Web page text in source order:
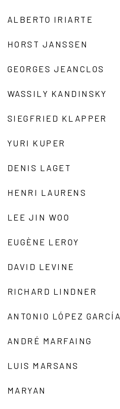
ALBERTO IRIARTE
HORST JANSSEN
GEORGES JEANCLOS
WASSILY KANDINSKY
SIEGFRIED KLAPPER
YURI KUPER
DENIS LAGET
HENRI LAURENS
LEE JIN WOO
EUGÈNE LEROY
DAVID LEVINE
RICHARD LINDNER
ANTONIO LÓPEZ GARCÍA
ANDRÉ MARFAING
LUIS MARSANS
MARYAN